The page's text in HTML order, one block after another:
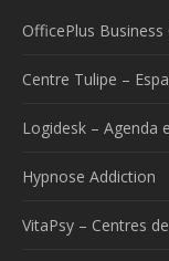
OfficePlus Business
Centre Tulipe –
Logidesk – Agenda
Hypnose Addiction
VitaPsy – Centres